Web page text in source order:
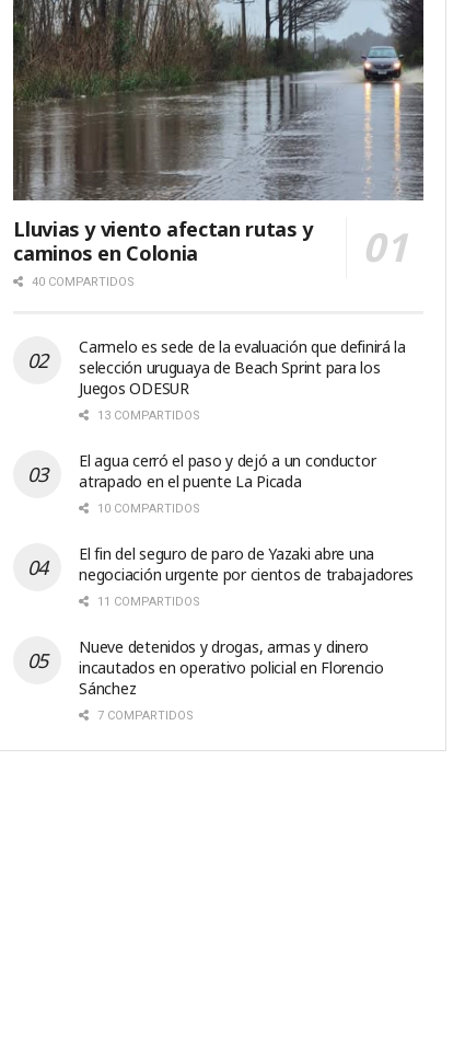
Lluvias y viento afectan rutas y
caminos en Colonia
40 COMPARTIDOS
Carmelo es sede de la evaluación que definirá la
selección uruguaya de Beach Sprint para los
Juegos ODESUR
13 COMPARTIDOS
El agua cerró el paso y dejó a un conductor
atrapado en el puente La Picada
10 COMPARTIDOS
El fin del seguro de paro de Yazaki abre una
negociación urgente por cientos de trabajadores
11 COMPARTIDOS
Nueve detenidos y drogas, armas y dinero
incautados en operativo policial en Florencio
Sánchez
7 COMPARTIDOS